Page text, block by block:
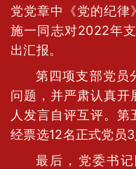
党党章中《党的纪
施一同志对2022年
出汇报。
第四项支部党员
问题，并严肃认真开
人发言自评互评。第
经票选12名正式党员
最后，党委书